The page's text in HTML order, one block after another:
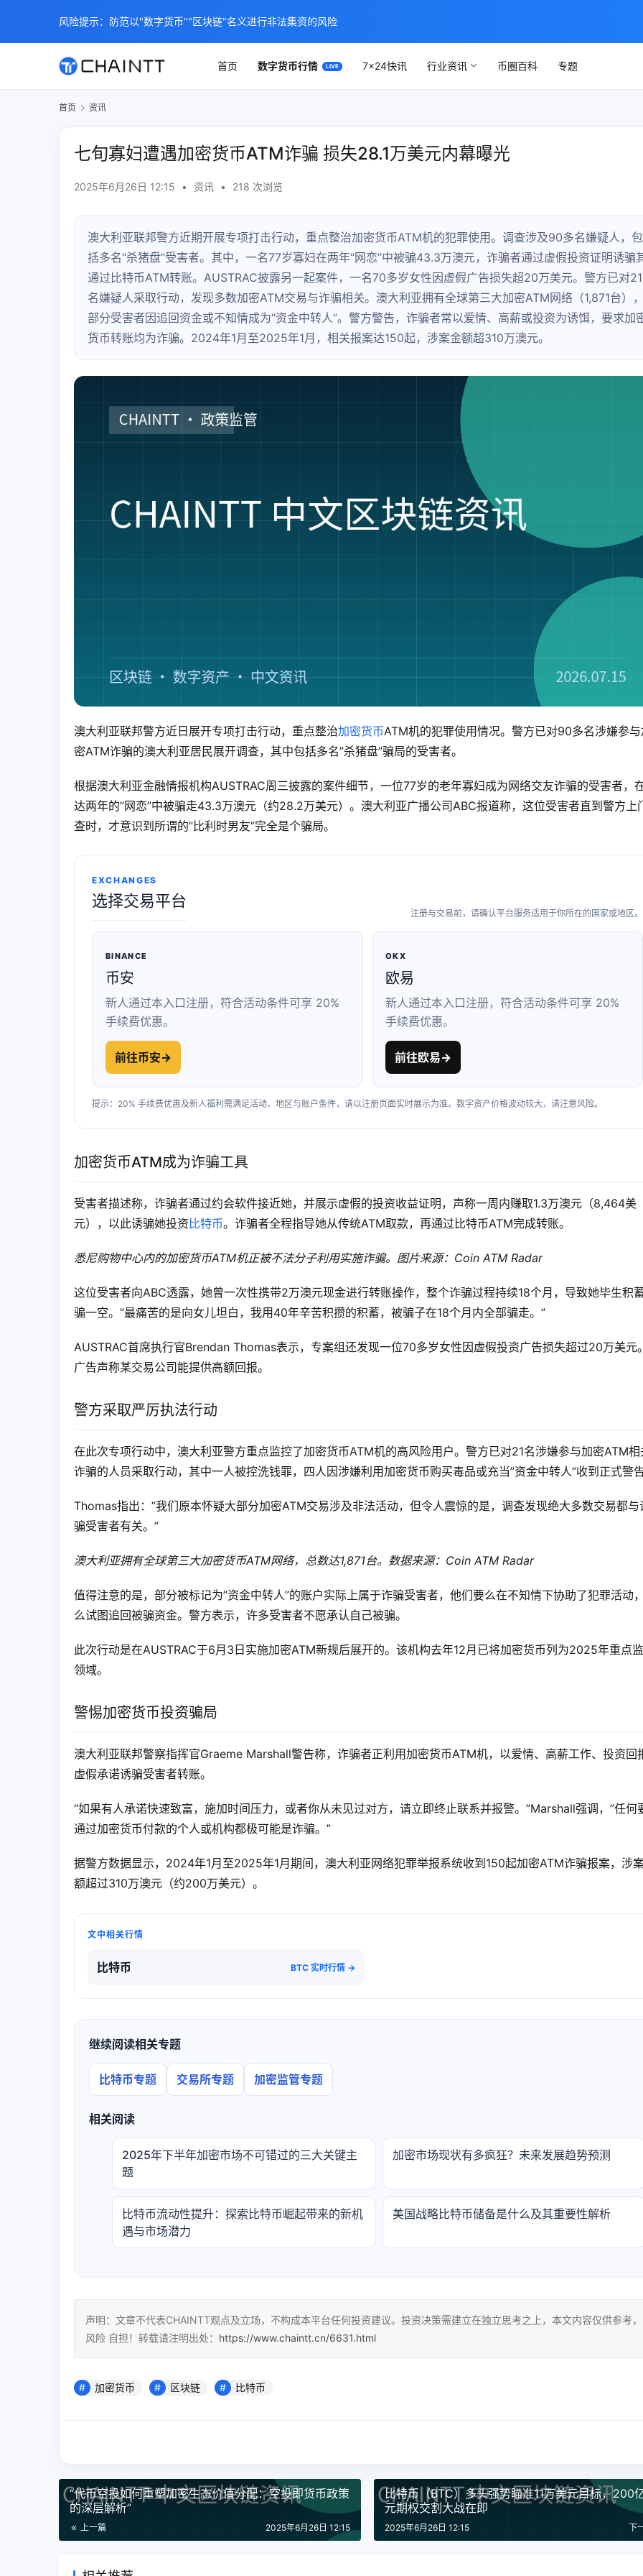
首页 数字货币行情 7×24快讯 行业资讯 币圈百科 专题
首页 资讯
七旬寡妇遭遇加密货币ATM诈骗 损失28.1万美元内幕曝光
2025年6月26日 12:15 • 资讯 • 218 次浏览
澳大利亚联邦警方近期开展专项打击行动，重点整治加密货币ATM机的犯罪使用。调查涉及90多名嫌疑人，包
括多名“杀猪盘”受害者。其中，一名77岁寡妇在两年“网恋”中被骗43.3万澳元，诈骗者通过虚假投资证明诱骗
通过比特币ATM转账。AUSTRAC披露另一起案件，一名70多岁女性因虚假广告损失超20万美元。警方已对21
名嫌疑人采取行动，发现多数加密ATM交易与诈骗相关。澳大利亚拥有全球第三大加密ATM网络（1,871台），
部分受害者因追回资金或不知情成为“资金中转人”。警方警告，诈骗者常以爱情、高薪或投资为诱饵，要求加
货币转账均为诈骗。2024年1月至2025年1月，相关报案达150起，涉案金额超310万澳元。
澳大利亚联邦警方近日展开专项打击行动，重点整治加密货币ATM机的犯罪使用情况。警方已对90多名涉嫌参与
密ATM诈骗的澳大利亚居民展开调查，其中包括多名”杀猪盘”骗局的受害者。
根据澳大利亚金融情报机构AUSTRAC周三披露的案件细节，一位77岁的老年寡妇成为网络交友诈骗的受害者，
达两年的”网恋”中被骗走43.3万澳元（约28.2万美元）。澳大利亚广播公司ABC报道称，这位受害者直到警方上
查时，才意识到所谓的”比利时男友”完全是个骗局。
EXCHANGES
选择交易平台
注册与交易前，请确认平台服务适用于你所在的国家或地区。
BINANCE
币安
新人通过本入口注册，符合活动条件可享 20%
手续费优惠。
前往币安→
OKX
欧易
新人通过本入口注册，符合活动条件可享 20%
手续费优惠。
前往欧易→
提示：20% 手续费优惠及新人福利需满足活动、地区与账户条件，请以注册页面实时展示为准。数字资产价格波动较大，请注意风险。
加密货币ATM成为诈骗工具
受害者描述称，诈骗者通过约会软件接近她，并展示虚假的投资收益证明，声称一周内赚取1.3万澳元（8,464美
元），以此诱骗她投资 比特币。诈骗者全程指导她从传统ATM取款，再通过比特币ATM完成转账。
悉尼购物中心内的加密货币ATM机正被不法分子利用实施诈骗。图片来源：Coin ATM Radar
这位受害者向ABC透露，她曾一次性携带2万澳元现金进行转账操作，整个诈骗过程持续18个月，导致她毕生积
骗一空。”最痛苦的是向女儿坦白，我用40年辛苦积攒的积蓄，被骗子在18个月内全部骗走。”
AUSTRAC首席执行官Brendan Thomas表示，专案组还发现一位70多岁女性因虚假投资广告损失超过20万美元
广告声称某交易公司能提供高额回报。
警方采取严厉执法行动
在此次专项行动中，澳大利亚警方重点监控了加密货币ATM机的高风险用户。警方已对21名涉嫌参与加密ATM相
诈骗的人员采取行动，其中一人被控洗钱罪，四人因涉嫌利用加密货币购买毒品或充当”资金中转人”收到正式警告
Thomas指出：”我们原本怀疑大部分加密ATM交易涉及非法活动，但令人震惊的是，调查发现绝大多数交易都与
骗受害者有关。”
澳大利亚拥有全球第三大加密货币ATM网络，总数达1,871台。数据来源：Coin ATM Radar
值得注意的是，部分被标记为”资金中转人”的账户实际上属于诈骗受害者，他们要么在不知情下协助了犯罪活动
么试图追回被骗资金。警方表示，许多受害者不愿承认自己被骗。
此次行动是在AUSTRAC于6月3日实施加密ATM新规后展开的。该机构去年12月已将加密货币列为2025年重点
领域。
警惕加密货币投资骗局
澳大利亚联邦警察指挥官Graeme Marshall警告称，诈骗者正利用加密货币ATM机，以爱情、高薪工作、投资回
虚假承诺诱骗受害者转账。
“如果有人承诺快速致富，施加时间压力，或者你从未见过对方，请立即终止联系并报警。”Marshall强调，”任何
通过加密货币付款的个人或机构都极可能是诈骗。”
据警方数据显示，2024年1月至2025年1月期间，澳大利亚网络犯罪举报系统收到150起加密ATM诈骗报案，涉
额超过310万澳元（约200万美元）。
文中相关行情
比特币 BTC 实时行情 →
继续阅读相关专题
比特币专题 交易所专题 加密监管专题
相关阅读
2025年下半年加密市场不可错过的三大关键主
题
加密市场现状有多疯狂？未来发展趋势预测
比特币流动性提升：探索比特币崛起带来的新机
遇与市场潜力
美国战略比特币储备是什么及其重要性解析
声明：文章不代表CHAINTT观点及立场，不构成本平台任何投资建议。投资决策需建立在独立思考之上，本文内容仅供参考，
风险 自担！转载请注明出处： https://www.chaintt.cn/6631.html
加密货币 区块链 比特币
“代币空投如何重塑加密生态价值分配：空投即货币政策
的深层解析”
上一篇 2025年6月26日 12:15
比特币（BTC）多头强势瞄准11万美元目标，200
元期权交割大战在即
下
2025年6月26日 12:15
风险提示：防范以"数字货币""区块链"名义进行非法集资的风险